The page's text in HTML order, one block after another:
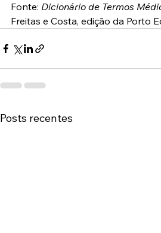
Fonte: Dicionário de Termos
Freitas e Costa, edição da Porto
Posts recentes